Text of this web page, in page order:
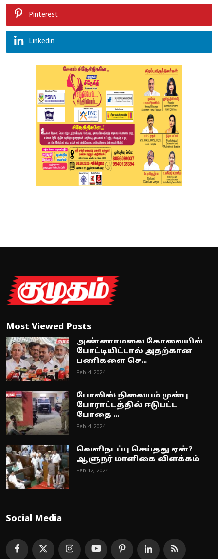
Pinterest
Linkedin
Most Viewed Posts
அண்ணாமலை கோவையில்
போட்டியிட்டால் அதற்கான
பணிகளை செ...
Feb 4, 2024
போலிஸ் நிலையம் முன்பு
போராட்டத்தில் ஈடுபட்ட
போதை ...
Feb 4, 2024
வெளிநடப்பு செய்தது ஏன்?
ஆளுநர் மாளிகை விளக்கம்
Feb 12, 2024
Social Media